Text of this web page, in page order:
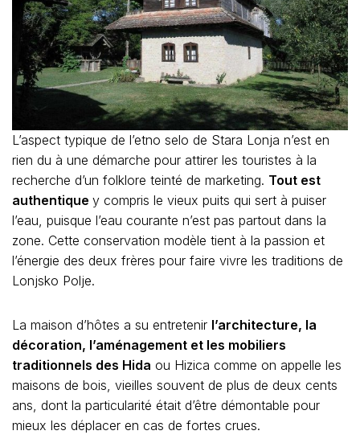
L’aspect typique de l’etno selo de Stara Lonja n’est en
rien du à une démarche pour attirer les touristes à la
recherche d’un folklore teinté de marketing. Tout est
authentique y compris le vieux puits qui sert à puiser
l’eau, puisque l’eau courante n’est pas partout dans la
zone. Cette conservation modèle tient à la passion et
l’énergie des deux frères pour faire vivre les traditions de
Lonjsko Polje.
La maison d’hôtes a su entretenir l’architecture, la
décoration, l’aménagement et les mobiliers
traditionnels des Hida ou Hizica comme on appelle les
maisons de bois, vieilles souvent de plus de deux cents
ans, dont la particularité était d’être démontable pour
mieux les déplacer en cas de fortes crues.